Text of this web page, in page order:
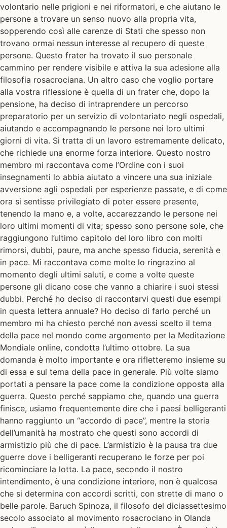
volontario nelle prigioni e nei riformatori, e che aiutano le
persone a trovare un senso nuovo alla propria vita,
sopperendo così alle carenze di Stati che spesso non
trovano ormai nessun interesse al recupero di queste
persone. Questo frater ha trovato il suo personale
cammino per rendere visibile e attiva la sua adesione alla
filosofia rosacrociana. Un altro caso che voglio portare
alla vostra riflessione è quella di un frater che, dopo la
pensione, ha deciso di intraprendere un percorso
preparatorio per un servizio di volontariato negli ospedali,
aiutando e accompagnando le persone nei loro ultimi
giorni di vita. Si tratta di un lavoro estremamente delicato,
che richiede una enorme forza interiore. Questo nostro
membro mi raccontava come l’Ordine con i suoi
insegnamenti lo abbia aiutato a vincere una sua iniziale
avversione agli ospedali per esperienze passate, e di come
ora si sentisse privilegiato di poter essere presente,
tenendo la mano e, a volte, accarezzando le persone nei
loro ultimi momenti di vita; spesso sono persone sole, che
raggiungono l’ultimo capitolo del loro libro con molti
rimorsi, dubbi, paure, ma anche spesso fiducia, serenità e
in pace. Mi raccontava come molte lo ringrazino al
momento degli ultimi saluti, e come a volte queste
persone gli dicano cose che vanno a chiarire i suoi stessi
dubbi. Perché ho deciso di raccontarvi questi due esempi
in questa lettera annuale? Ho deciso di farlo perché un
membro mi ha chiesto perché non avessi scelto il tema
della pace nel mondo come argomento per la Meditazione
Mondiale online, condotta l’ultimo ottobre. La sua
domanda è molto importante e ora rifletteremo insieme su
di essa e sul tema della pace in generale. Più volte siamo
portati a pensare la pace come la condizione opposta alla
guerra. Questo perché sappiamo che, quando una guerra
finisce, usiamo frequentemente dire che i paesi belligeranti
hanno raggiunto un “accordo di pace”, mentre la storia
dell’umanità ha mostrato che questi sono accordi di
armistizio più che di pace. L’armistizio è la pausa tra due
guerre dove i belligeranti recuperano le forze per poi
ricominciare la lotta. La pace, secondo il nostro
intendimento, è una condizione interiore, non è qualcosa
che si determina con accordi scritti, con strette di mano o
belle parole. Baruch Spinoza, il filosofo del diciassettesimo
secolo associato al movimento rosacrociano in Olanda